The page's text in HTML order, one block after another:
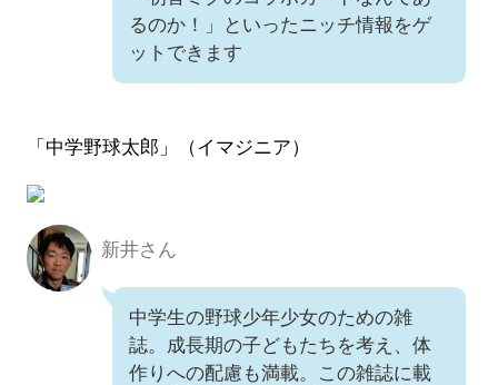
るのか！」といったニッチ情報をゲ
ットできます
「中学野球太郎」（イマジニア）
新井さん
新井さん
中学生の野球少年少女のための雑
誌。成長期の子どもたちを考え、体
作りへの配慮も満載。この雑誌に載